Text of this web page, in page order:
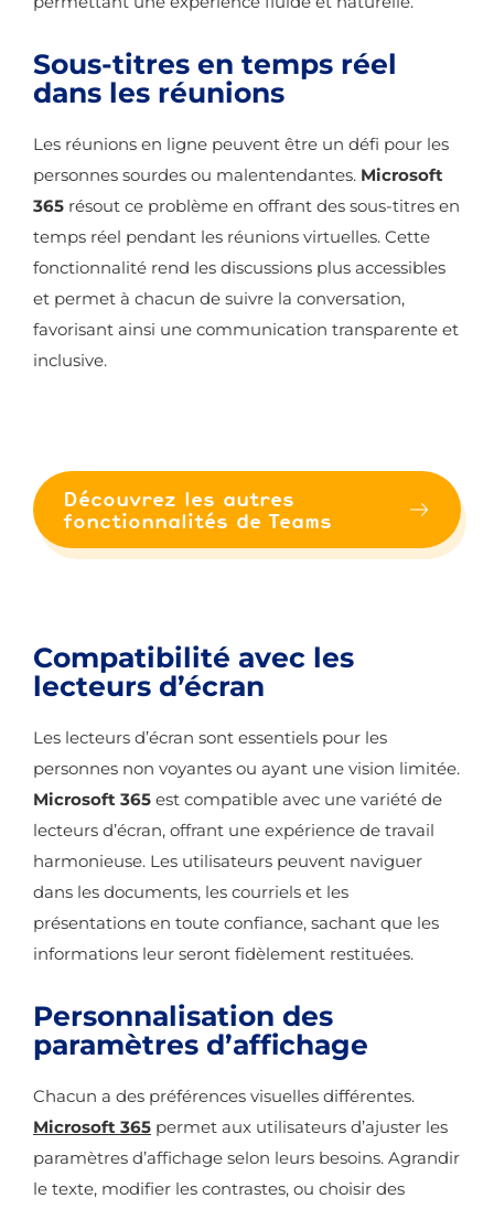
Sous-titres en temps réel
dans les réunions
Les réunions en ligne peuvent être un défi pour les
personnes sourdes ou malentendantes. Microsoft
365 résout ce problème en offrant des sous-titres en
temps réel pendant les réunions virtuelles. Cette
fonctionnalité rend les discussions plus accessibles
et permet à chacun de suivre la conversation,
favorisant ainsi une communication transparente et
inclusive.
Découvrez les autres
fonctionnalités de Teams
Compatibilité avec les
lecteurs d’écran
Les lecteurs d’écran sont essentiels pour les
personnes non voyantes ou ayant une vision limitée.
Microsoft 365 est compatible avec une variété de
lecteurs d’écran, offrant une expérience de travail
harmonieuse. Les utilisateurs peuvent naviguer
dans les documents, les courriels et les
présentations en toute confiance, sachant que les
informations leur seront fidèlement restituées.
Personnalisation des
paramètres d’affichage
Chacun a des préférences visuelles différentes.
Microsoft 365 permet aux utilisateurs d’ajuster les
paramètres d’affichage selon leurs besoins. Agrandir
le texte, modifier les contrastes, ou choisir des